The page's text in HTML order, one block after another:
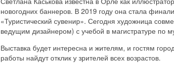
новогодних баннеров. В 2019 году она стала
«Туристический сувенир». Сегодня художница
ведущим дизайнером) с учебой в магистратуре по
Выставка будет интересна и жителям, и гостям
работы найдут отклик у зрителей всех возрастов.